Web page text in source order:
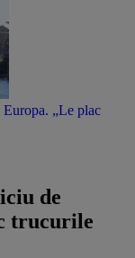
„Le plac
de
trucurile